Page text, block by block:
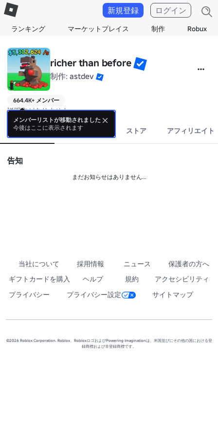
ランキング マーケットプレイス 制作 Robux
新規登録 ログイン
richer than before
制作: astdev
664.4K+ メンバー
説明文がありません。
情報 イベント ストア アフィリエイト
告知
まだお知らせはありません...
当社について 採用情報 ニュース
保護者の方へ
ギフトカードを購入
ヘルプ 規約
アクセシビリティ
プライバシー
プライバシー設定 サイトマップ
©2026 Roblox Corporation. Roblox、RobloxロゴおよびPowering Imaginationは、米国並びにその他の国における登
録商標および非登録商標です。
メンバーリストが移動されました
今後はここに表示されます